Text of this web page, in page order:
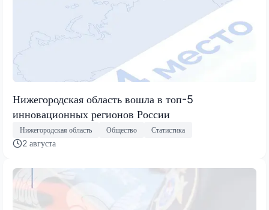
Нижегородская область вошла в топ-5
инновационных регионов России
Нижегородская область Общество Статистика
2 августа